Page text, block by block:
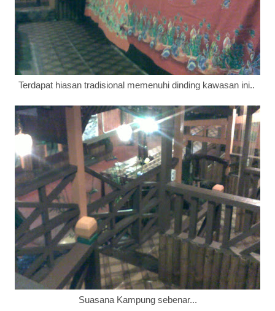
Terdapat hiasan tradisional memenuhi dinding kawasan ini..
Suasana Kampung sebenar...